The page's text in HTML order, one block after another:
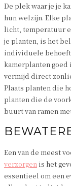
De plek waar je je
hun welzijn. Elke
licht, temperatuur
je planten, is het
individuele
kamerplanten
vermijd direct
Plaats planten die
planten die de
buurt van ramen
Een van de meest
verzorgen is het
essentieel om een